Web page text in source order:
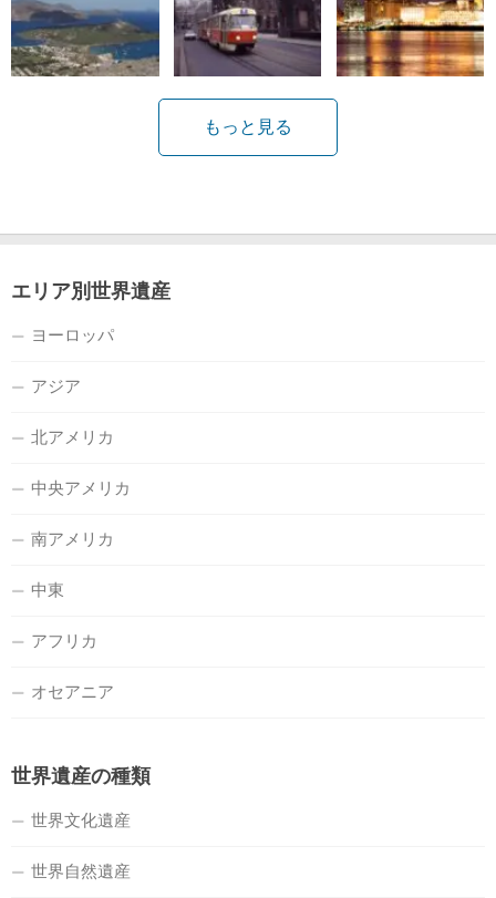
もっと見る
エリア別世界遺産
ヨーロッパ
アジア
北アメリカ
中央アメリカ
南アメリカ
中東
アフリカ
オセアニア
世界遺産の種類
世界文化遺産
世界自然遺産